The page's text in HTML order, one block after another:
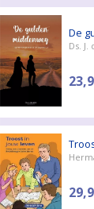
De
Ds. J.